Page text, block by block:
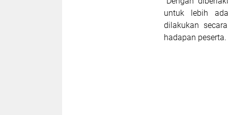
untuk lebih
dilakukan
hadapan peserta.